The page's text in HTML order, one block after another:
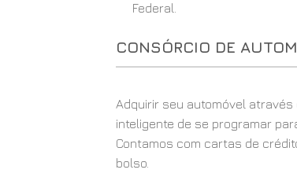
Federal.
CONSÓRCIO DE
Adquirir seu automóvel através
inteligente de se programar
Contamos com cartas de
bolso.